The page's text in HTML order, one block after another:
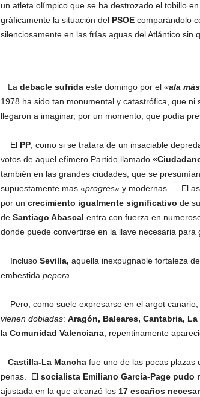
un atleta olímpico que se ha destrozado el tobillo
gráficamente la situación del PSOEcomparándolo
silenciosamente en las frías aguas del Atlántico sin
La debacle sufridaeste domingo por el «ala
1978 ha sido tan monumental y catastrófica, que
llegaron a imaginar, por un momento, que podía
ElPP, como si se tratara de un insaciable
votos de aquel efímero Partido llamado
también en las grandes ciudades, que se
supuestamente mas «progres» y modernas. El
por un crecimiento igualmente significativo de
de Santiago Abascal entra con fuerza en
donde puede convertirse en la llave necesaria
InclusoSevilla, aquella inexpugnable fortaleza
embestida pepera
Pero, como suele expresarse en el argot canario,
vienen dobladas: Aragón, Baleares, Cantabria,
la Comunidad Valenciana, repentinamente
Castilla-La Manchafue uno de las pocas plazas
penas. El socialista Emiliano García-Page pudo
ajustada en la que alcanzó los17 escaños